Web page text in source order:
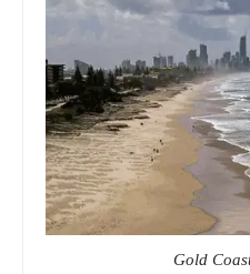
Gold